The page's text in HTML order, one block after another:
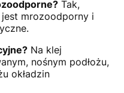
Tak,
mrozoodporny i
Na klej
nośnym podłożu,
okładzin